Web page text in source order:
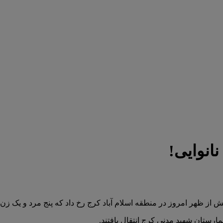
از ظهر امروز در منطقه اسلام آباد کرج رخ داد که پنج مرد و یک
شهید مدنی کرج انتقال یافتند.